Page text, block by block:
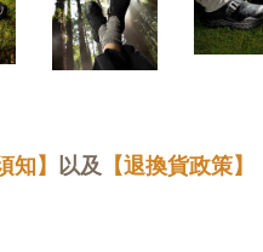
知】 以及 【退換貨政策】